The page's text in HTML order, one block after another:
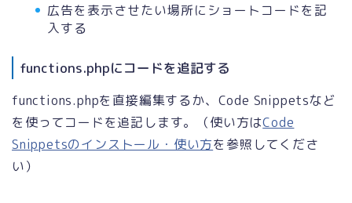
広告を表示させたい場所にショートコードを記
入する
functions.phpにコードを追記する
functions.phpを直接編集するか、Code Snippetsなど
を使ってコードを追記します。（使い方はCode
Snippetsのインストール・使い方を参照してくださ
い）